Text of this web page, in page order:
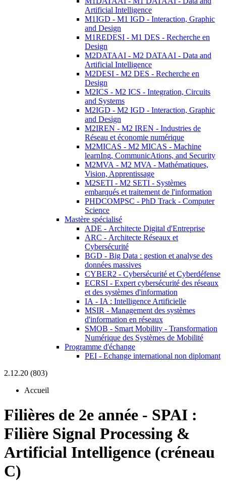
Artificial Intelligence
M1IGD - M1 IGD - Interaction, Graphic
and Design
M1REDESI - M1 DES - Recherche en
Design
M2DATAAI - M2 DATAAI - Data and
Artificial Intelligence
M2DESI - M2 DES - Recherche en
Design
M2ICS - M2 ICS - Integration, Circuits
and Systems
M2IGD - M2 IGD - Interaction, Graphic
and Design
M2IREN - M2 IREN - Industries de
Réseau et économie numérique
M2MICAS - M2 MICAS - Machine
learnIng, CommunicAtions, and Security
M2MVA - M2 MVA - Mathématiques,
Vision, Apprentissage
M2SETI - M2 SETI - Systèmes
embarqués et traitement de l'information
PHDCOMPSC - PhD Track - Computer
Science
Mastère spécialisé
ADE - Architecte Digital d'Entreprise
ARC - Architecte Réseaux et
Cybersécurité
BGD - Big Data : gestion et analyse des
données massives
CYBER2 - Cybersécurité et Cyberdéfense
ECRSI - Expert cybersécurité des réseaux
et des systèmes d'information
IA - IA : Intelligence Artificielle
MSIR - Management des systèmes
d'information en réseaux
SMOB - Smart Mobility - Transformation
Numérique des Systèmes de Mobilité
Programme d'échange
PEI - Echange international non diplomant
2.12.20 (803)
Accueil
Filières de 2e année - SPAI :
Filière Signal Processing &
Artificial Intelligence (créneau
C)